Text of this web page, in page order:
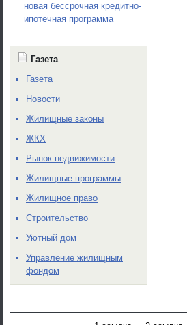
новая бессрочная кредитно-
ипотечная программа
Газета
Газета
Новости
Жилищные законы
ЖКХ
Рынок недвижимости
Жилищные программы
Жилищное право
Строительство
Уютный дом
Управление жилищным
фондом